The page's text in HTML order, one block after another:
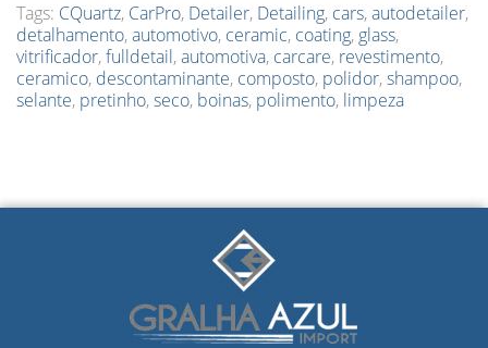
Tags: CQuartz, CarPro, Detailer, Detailing, cars,autodetailer,
detalhamento,automotivo, ceramic, coating, glass,
vitrificador,fulldetail,automotiva, carcare, revestimento,
ceramico, descontaminante, composto, polidor,shampoo,
selante, pretinho,seco, boinas, polimento, limpeza